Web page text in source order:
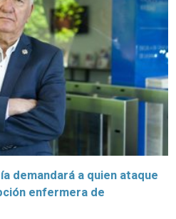
demandará a quien ataque
enfermera de